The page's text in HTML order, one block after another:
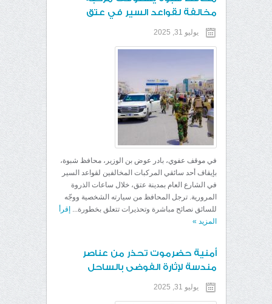
مخالفة لقواعد السير في عتق
يوليو 31, 2025
في موقف عفوي، بادر عوض بن الوزير، محافظ شبوة،
بإيقاف أحد سائقي المركبات المخالفين لقواعد السير
في الشارع العام بمدينة عتق، خلال ساعات الذروة
المرورية. ترجل المحافظ من سيارته الشخصية ووجّه
للسائق نصائح مباشرة وتحذيرات تتعلق بخطورة... إقرأ
المزيد »
أمنية حضرموت تحذر من عناصر
مندسة لإثارة الفوضى بالساحل
يوليو 31, 2025